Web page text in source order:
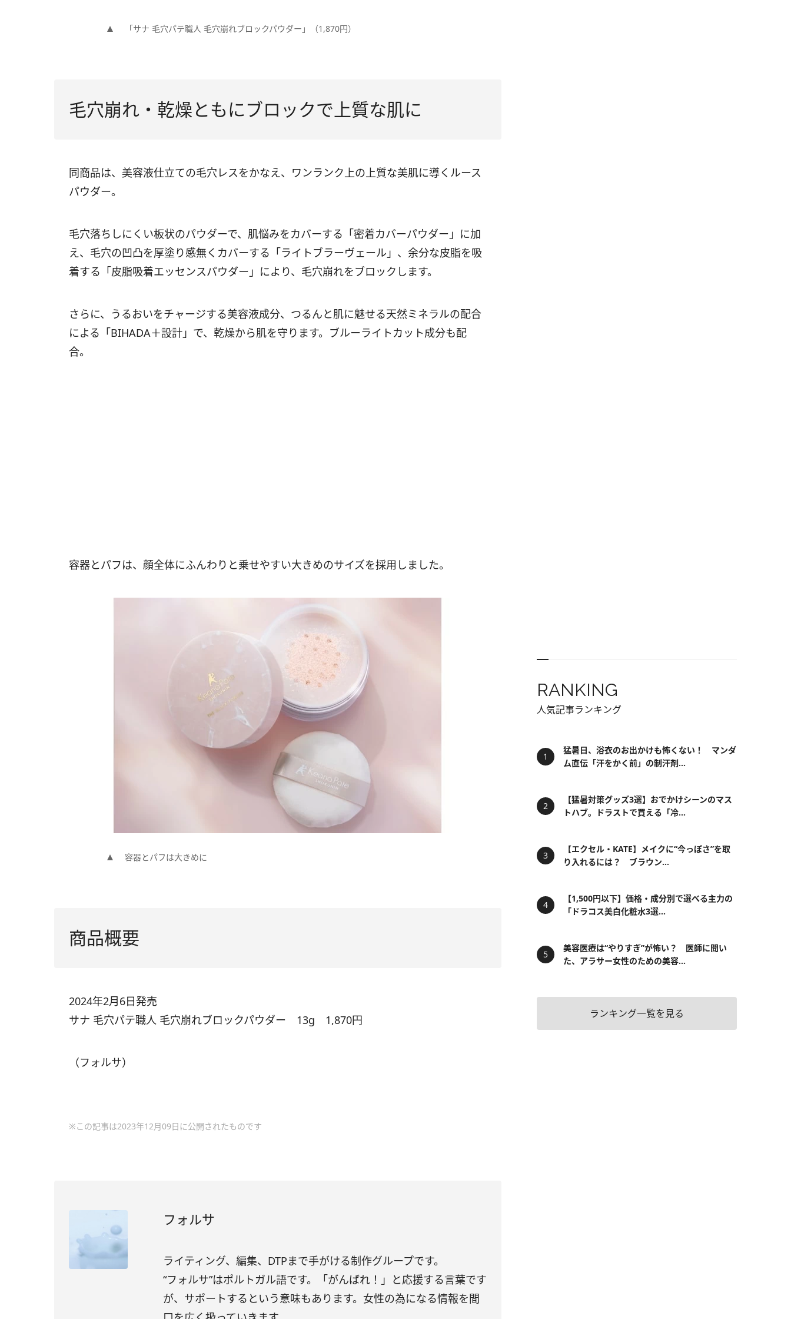
「サナ 毛穴パテ職人 毛穴崩れブロックパウダー」（1,870円）
毛穴崩れ・乾燥ともにブロックで上質な肌に
同商品は、美容液仕立ての毛穴レスをかなえ、ワンランク上の上質な美肌に導くルース
パウダー。
毛穴落ちしにくい板状のパウダーで、肌悩みをカバーする「密着カバーパウダー」に加
え、毛穴の凹凸を厚塗り感無くカバーする「ライトブラーヴェール」、余分な皮脂を吸
着する「皮脂吸着エッセンスパウダー」により、毛穴崩れをブロックします。
さらに、うるおいをチャージする美容液成分、つるんと肌に魅せる天然ミネラルの配合
による「BIHADA＋設計」で、乾燥から肌を守ります。ブルーライトカット成分も配
合。
容器とパフは、顔全体にふんわりと乗せやすい大きめのサイズを採用しました。
容器とパフは大きめに
商品概要
2024年2月6日発売
サナ 毛穴パテ職人 毛穴崩れブロックパウダー 13g 1,870円
（フォルサ）
※この記事は2023年12月09日に公開されたものです
フォルサ
ライティング、編集、DTPまで手がける制作グループです。
“フォルサ”はポルトガル語です。「がんばれ！」と応援する言葉です
が、サポートするという意味もあります。女性の為になる情報を間
RANKING
人気記事ランキング
猛暑日、浴衣のお出かけも怖くない！ マンダ
ム直伝「汗をかく前」の制汗剤...
【猛暑対策グッズ3選】おでかけシーンのマス
トハブ。ドラストで買える「冷...
【エクセル・KATE】メイクに“今っぽさ”を取
り入れるには？ ブラウン...
【1,500円以下】価格・成分別で選べる主力の
「ドラコス美白化粧水3選...
美容医療は“やりすぎ”が怖い？ 医師に聞い
た、アラサー女性のための美容...
ランキング一覧を見る